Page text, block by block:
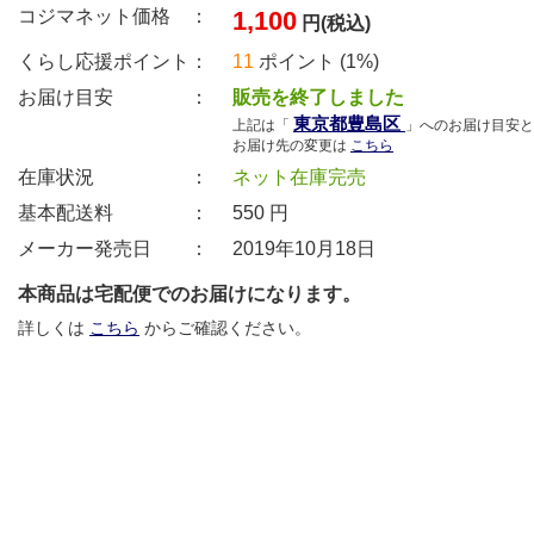
コジマネット価格 ： 1,100 円(税込)
くらし応援ポイント：
11 ポイント (1%)
お届け目安 ：
販売を終了しました
上記は「 東京都豊島区 」へのお届け目安
お届け先の変更は こちら
在庫状況 ：
ネット在庫完売
基本配送料 ：
550 円
メーカー発売日 ：
2019年10月18日
本商品は宅配便でのお届けになります。
詳しくは こちら からご確認ください。